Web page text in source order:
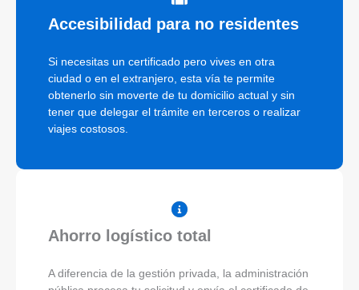
Accesibilidad para no residentes
Si necesitas un certificado pero vives en otra
ciudad o en el extranjero, esta vía te permite
obtenerlo sin moverte de tu domicilio actual y sin
tener que delegar el trámite en terceros o realizar
viajes costosos.
Ahorro logístico total
A diferencia de la gestión privada, la administración